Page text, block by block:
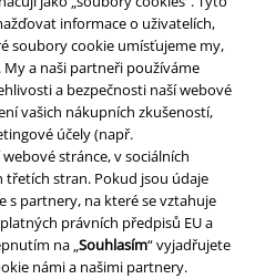
informace o uživatelích,
soubory cookie umísťujeme my,
a naši partneři používáme
a bezpečnosti naší webové
vašich nákupních zkušeností,
účely (např.
stránce, v sociálních
třetích stran. Pokud jsou údaje
s partnery, na které se vztahuje
právních předpisů EU a
na „Souhlasím“ vyjadřujete
námi a našimi partnery.
Company